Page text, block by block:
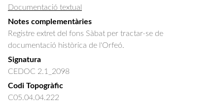
Documentació textual
Notes complementàries
Registre extret del fons Sàbat per tractar-se de
documentació històrica de l'Orfeó.
Signatura
CEDOC 2.1_2098
Codi Topogràfic
C05.04.04.222